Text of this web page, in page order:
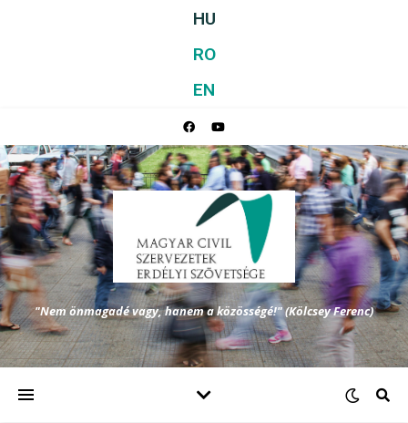
HU
RO
EN
"Nem önmagadé vagy, hanem a közösségé!" (Kölcsey Ferenc)